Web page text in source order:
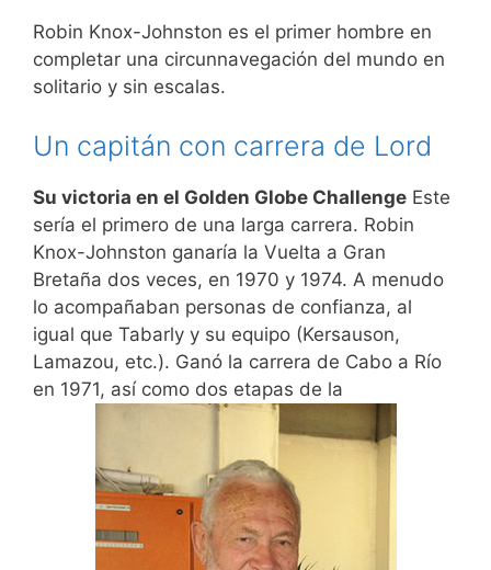
Robin Knox-Johnston es el primer hombre en
completar una circunnavegación del mundo en
solitario y sin escalas.
Un capitán con carrera de Lord
Su victoria en el Golden Globe Challenge Este
sería el primero de una larga carrera. Robin
Knox-Johnston ganaría la Vuelta a Gran
Bretaña dos veces, en 1970 y 1974. A menudo
lo acompañaban personas de confianza, al
igual que Tabarly y su equipo (Kersauson,
Lamazou, etc.). Ganó la carrera de Cabo a Río
en 1971, así como dos etapas de la